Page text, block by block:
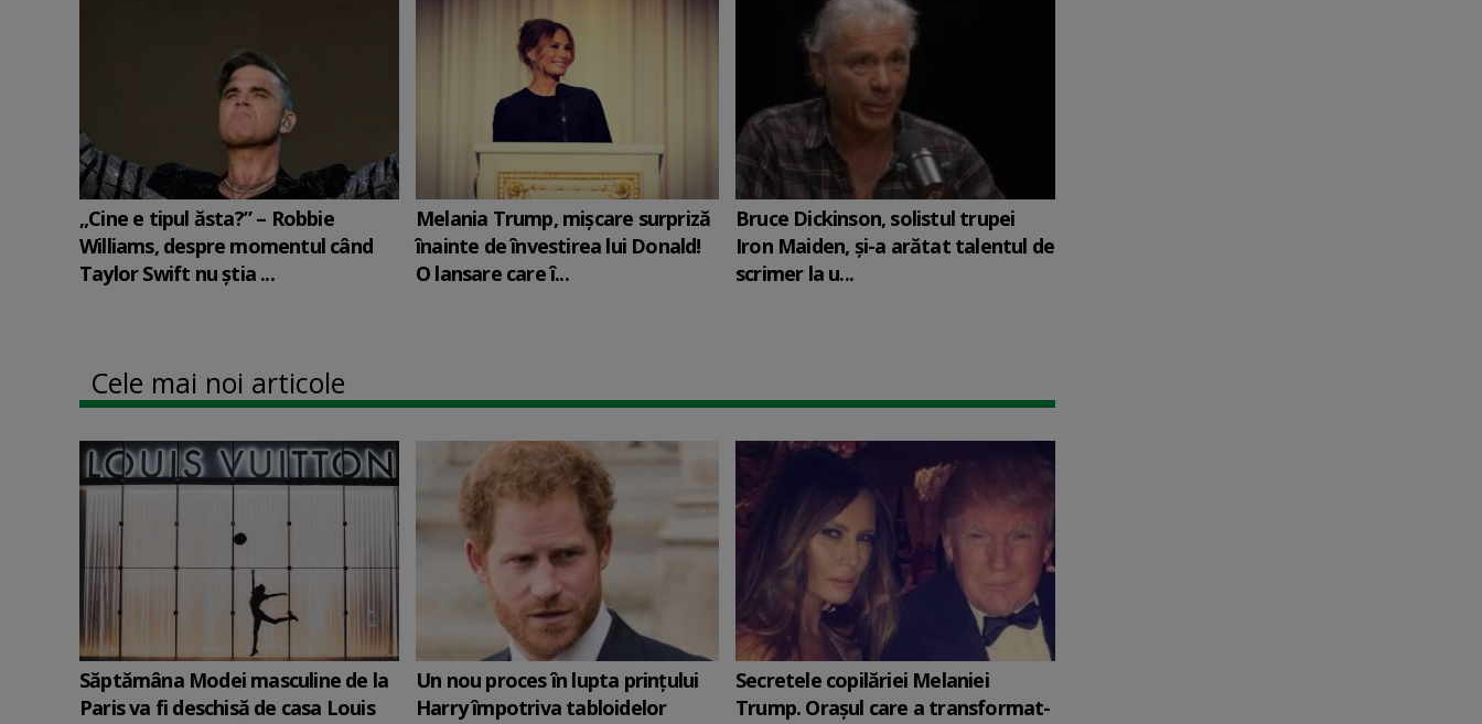
„Cine e tipul ăsta?” – Robbie
Williams, despre momentul când
Taylor Swift nu știa ...
Melania Trump, mișcare surpriză
înainte de învestirea lui Donald!
O lansare care î...
Bruce Dickinson, solistul trupei
Iron Maiden, şi-a arătat talentul de
scrimer la u...
Cele mai noi articole
Săptămâna Modei masculine de la
Paris va fi deschisă de casa Louis
Un nou proces în lupta prinţului
Harry împotriva tabloidelor
Secretele copilăriei Melaniei
Trump. Orașul care a transformat-